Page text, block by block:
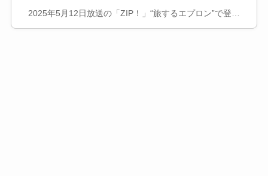
2025年5月12日放送の「ZIP！」“旅するエプロン”で登…